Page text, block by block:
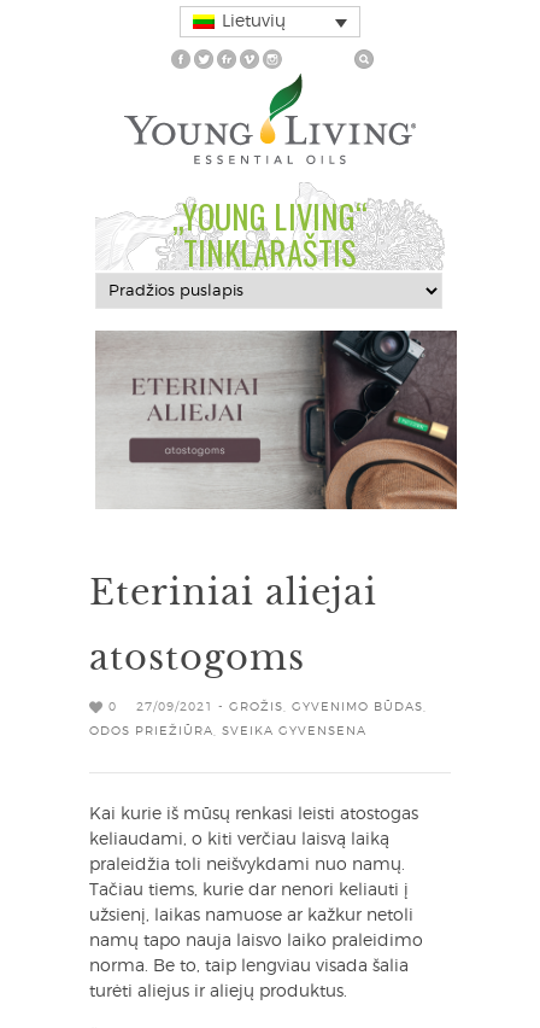
Lietuvių
„YOUNG LIVING“
TINKLARAŠTIS
Eteriniai aliejai
atostogoms
0 27/09/2021 - GROŽIS GYVENIMO BŪDAS
ODOS PRIEŽIŪRA
SVEIKA GYVENSENA
Kai kurie iš mūsų renkasi leisti atostogas
keliaudami, o kiti verčiau laisvą laiką
praleidžia toli neišvykdami nuo namų.
Tačiau tiems, kurie dar nenori keliauti į
užsienį, laikas namuose ar kažkur netoli
namų tapo nauja laisvo laiko praleidimo
norma. Be to, taip lengviau visada šalia
turėti aliejus ir aliejų produktus.